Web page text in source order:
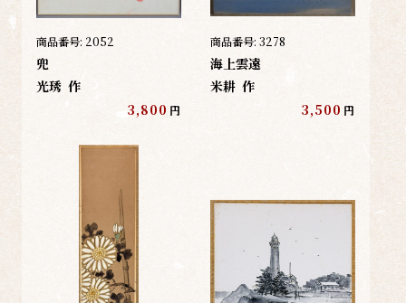
商品番号: 2052
兜
光琇 作
3,800 円
商品番号: 3278
海上雲遠
米耕 作
3,500 円